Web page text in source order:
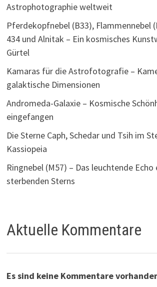
Astrophotographie weltweit
Pferdekopfnebel (B33), Flammennebel
434 und Alnitak – Ein kosmisches
Gürtel
Kamaras für die Astrofotografie –
galaktische Dimensionen
Andromeda-Galaxie – Kosmische
eingefangen
Die Sterne Caph, Schedar und Tsih im
Kassiopeia
Ringnebel (M57) – Das leuchtende Echo
sterbenden Sterns
Aktuelle Kommentare
Es sind keine Kommentare